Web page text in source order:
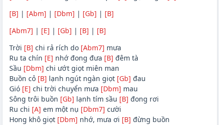
[B] | [Abm] | [Dbm] | [Gb] | [B]
[Abm7] | [E] | [Gb] | [B] | [B]
Trời [B] chi rả rích do [Abm7] mưa
Ru ta chín [E] nhớ đong đưa [B] đêm tà
Sầu [Dbm] chi ướt giọt miên man
Buồn cỏ [B] lạnh ngút ngàn giọt [Gb] đau
Gió [E] chi trời chuyển mưa [Dbm] mau
Sông trôi buồn [Gb] lạnh tím sầu [B] đong rơi
Ru chi [A] em một nụ [Dbm7] cười
Hong khô giọt [Dbm] nhớ, mưa ơi [B] đừng buồn